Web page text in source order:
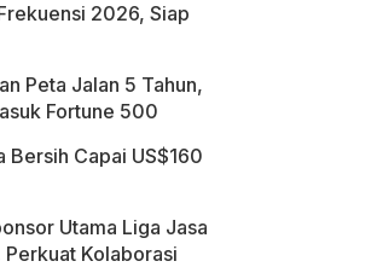
2026, Siap
Peta Jalan 5 Tahun,
Fortune 500
Bersih Capai US$160
Utama Liga Jasa
Kolaborasi